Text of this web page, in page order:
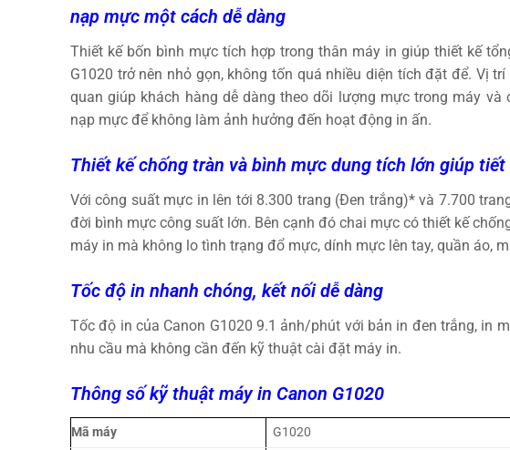
nạp mực một cách dễ dàng
Thiết kế bốn bình mực tích hợp trong thân máy in giúp thiết kế
G1020 trở nên nhỏ gọn, không tốn quá nhiều diện tích đặt để. Vị
quan giúp khách hàng dễ dàng theo dõi lượng mực trong máy và
nạp mực để không làm ảnh hưởng đến hoạt động in ấn.
Thiết kếchống tràn và bình mực dung tích lớn giúp
Với công suất mực in lên tới 8.300 trang (Đen trắng)* và 7.700
đời bình mực công suất lớn. Bên cạnh đó chai mực có thiết kế
máy in mà không lo tình trạng đổ mực, dính mực lên tay, quần áo,
Tốc độ in nhanh chóng, kết nối dễ dàng
Tốc độ in của Canon G1020 9.1 ảnh/phút với bản in đen trắng, in
nhu cầu mà không cần đến kỹ thuật cài đặt máy in.
Thông số kỹ thuật máy in Canon G1020
Mã máy
G1020